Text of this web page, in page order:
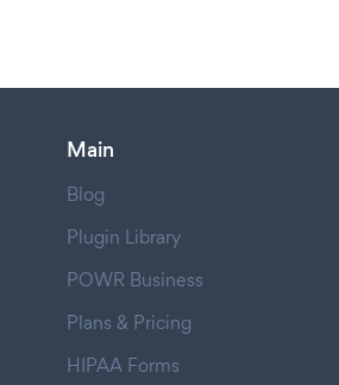
Main
Blog
Plugin Library
POWR Business
Plans & Pricing
HIPAA Forms